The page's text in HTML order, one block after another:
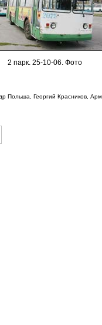
2 парк. 25-10-06. Фото
Польша, Георгий Красников,